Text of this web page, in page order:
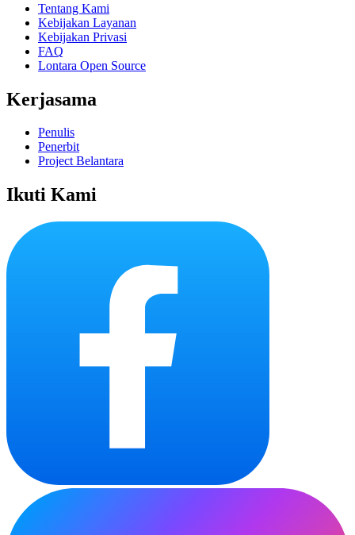
Tentang Kami
Kebijakan Layanan
Kebijakan Privasi
FAQ
Lontara Open Source
Kerjasama
Penulis
Penerbit
Project Belantara
Ikuti Kami